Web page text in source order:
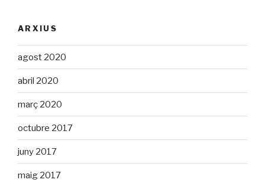
ARXIUS
agost 2020
abril 2020
març 2020
octubre 2017
juny 2017
maig 2017